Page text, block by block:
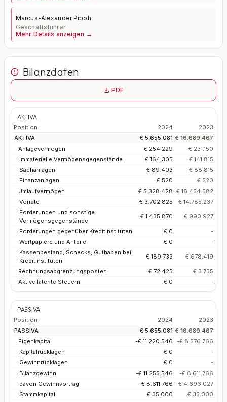
Marcus-Alexander Pipoh
Geschäftsführer
Mehr Details anzeigen →
Bilanzdaten
PDF
AKTIVA
Position 2024
2023
AKTIVA
€ 5.655.081 € 16.689.467
Anlagevermögen
€ 254.229
€ 231.150
Immaterielle Vermögensgegenstände
€ 164.305
€ 141.815
Sachanlagen
€ 89.403
€ 88.815
Finanzanlagen
€ 520
€ 520
Umlaufvermögen
€ 5.328.428 € 16.454.582
Vorräte
€ 3.702.825
€ 14.785.237
Forderungen und sonstige
Vermögensgegenstände
€ 1.435.870 € 990.927
Forderungen gegenüber Kreditinstituten € 0
-
Wertpapiere und Anteile
€ 0
-
Kassenbestand, Schecks, Guthaben bei
Kreditinstituten
€ 189.733 € 678.419
Rechnungsabgrenzungsposten € 72.425
€ 3.735
Aktive latente Steuern
€ 0 -
PASSIVA
Position 2024
2023
PASSIVA
€ 5.655.081 € 16.689.467
Eigenkapital
-€ 11.220.546
-€ 8.576.766
Kapitalrücklagen
€ 0
-
Gewinnrücklagen
€ 0
-
Bilanzgewinn
-€ 11.255.546
-€ 8.611.766
davon Gewinnvortrag
-€ 8.611.766 -€ 4.696.027
Stammkapital
€ 35.000
€ 35.000